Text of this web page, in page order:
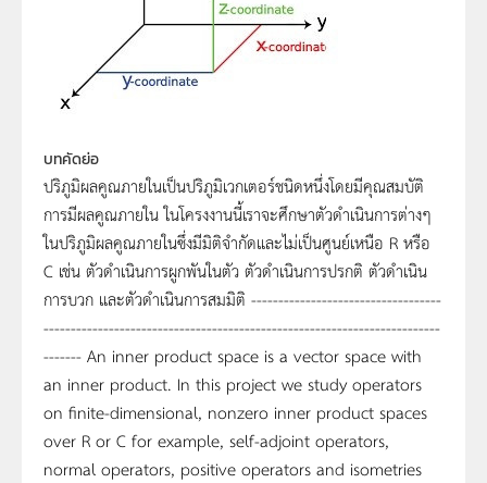
บทคัดย่อ
ปริภูมิผลคูณภายในเป็นปริภูมิเวกเตอร์ชนิดหนึ่งโดยมีคุณสมบัติ
การมีผลคูณภายใน ในโครงงานนี้เราจะศึกษาตัวดำเนินการต่างๆ
ในปริภูมิผลคูณภายในซึ่งมีมิติจำกัดและไม่เป็นศูนย์เหนือ R หรือ
C เช่น ตัวดำเนินการผูกพันในตัว ตัวดำเนินการปรกติ ตัวดำเนิน
การบวก และตัวดำเนินการสมมิติ -----------------------------------
-------------------------------------------------------------------------
------- An inner product space is a vector space with
an inner product. In this project we study operators
on finite-dimensional, nonzero inner product spaces
over R or C for example, self-adjoint operators,
normal operators, positive operators and isometries